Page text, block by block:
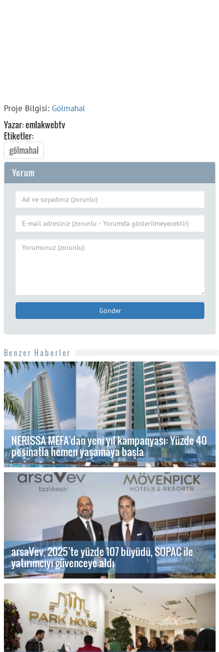
Proje Bilgisi: Gölmahal
Yazar: emlakwebtv
Etiketler:
gölmahal
Yorum
Gönder
Benzer Haberler
NERISSA MEFA’dan yeni yıl kampanyası: Yüzde 40
peşinatla hemen yaşamaya başla
arsaVev, 2025’te yüzde 107 büyüdü, SOPAC ile
yatırımcıyı güvenceye aldı